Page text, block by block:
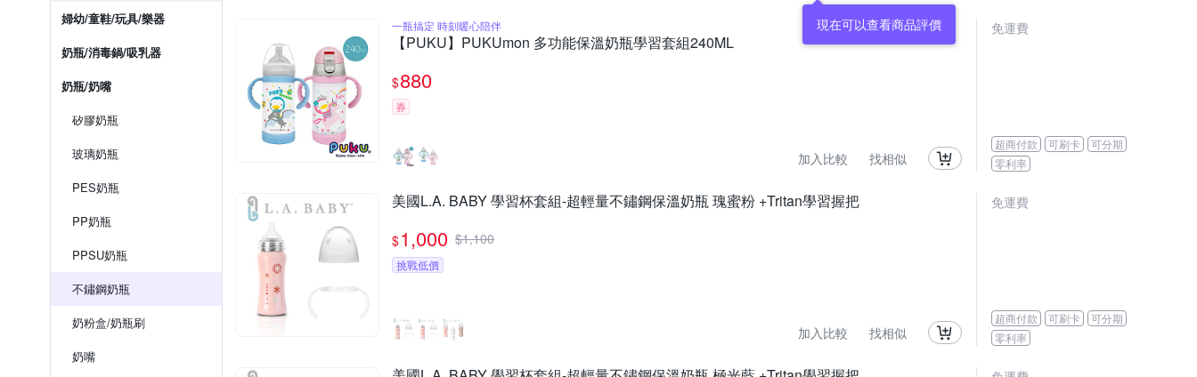
婦幼/童鞋/玩具/樂器
奶瓶/消毒鍋/吸乳器
奶瓶/奶嘴
矽膠奶瓶
玻璃奶瓶
PES奶瓶
PP奶瓶
PPSU奶瓶
不鏽鋼奶瓶
奶粉盒/奶瓶刷
奶嘴
現在可以查看商品評價
一瓶搞定 時刻暖心陪伴
【PUKU】PUKUmon 多功能保溫奶瓶學習套組240ML
$880
券
加入比較 找相似
免運費
超商付款 可刷卡
可分期
零利率
美國L.A. BABY 學習杯套組-超輕量不鏽鋼保溫奶瓶 瑰蜜粉 +Tritan學習握把
$1,000 $1,100
挑戰低價
加入比較 找相似
免運費
超商付款 可刷卡
可分期
零利率